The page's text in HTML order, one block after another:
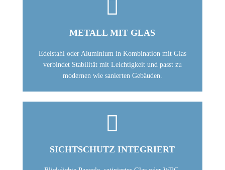

METALL MIT GLAS
Edelstahl oder Aluminium in Kombination mit Glas
verbindet Stabilität mit Leichtigkeit und passt zu
modernen wie sanierten Gebäuden.

SICHTSCHUTZ INTEGRIERT